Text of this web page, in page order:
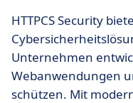
HTTPCS Security
Unternehmen
Webanwendungen
schützen. Mit